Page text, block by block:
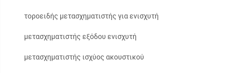
τοροειδής μετασχηματιστής για ενισχυτή
μετασχηματιστής εξόδου ενισχυτή
μετασχηματιστής ισχύος ακουστικού